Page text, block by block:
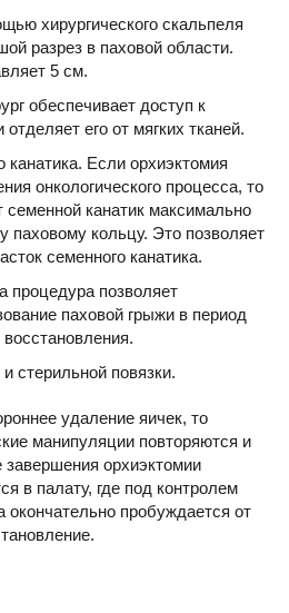
хирургического скальпеля
разрез в паховой области.
5 см.
обеспечивает доступ к
его от мягких тканей.
канатика. Если орхиэктомия
онкологического процесса, то
семенной канатик максимально
паховому кольцу. Это позволяет
семенного канатика.
процедура позволяет
паховой грыжи в период
стерильной повязки.
удаление яичек, то
манипуляции повторяются и
завершения орхиэктомии
в палату, где под контролем
окончательно пробуждается от